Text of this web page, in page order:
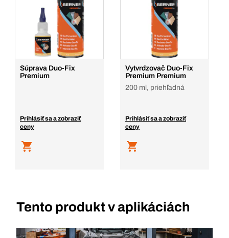
Súprava Duo-Fix
Premium
Prihlásiť sa a zobraziť
ceny
Vytvrdzovač Duo-Fix
Premium Premium
200 ml, priehľadná
Prihlásiť sa a zobraziť
ceny
Tento produkt v aplikáciách